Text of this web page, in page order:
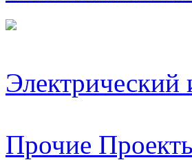
Электрический
Прочие